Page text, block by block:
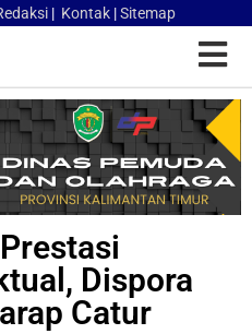
| Kontak |Sitemap
Dispora
Catur